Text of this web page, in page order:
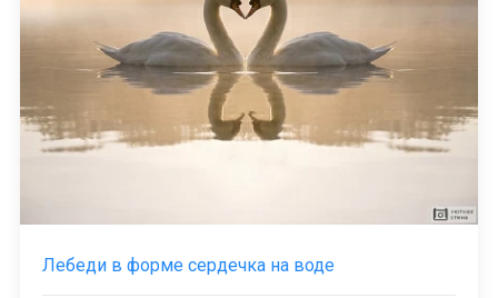
Лебеди в форме сердечка на воде